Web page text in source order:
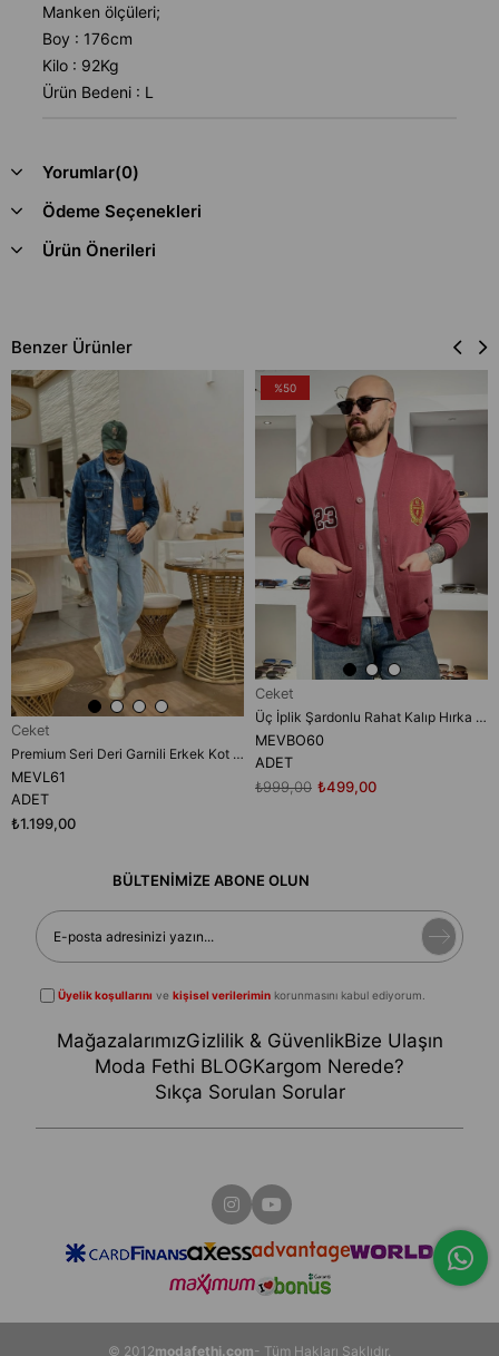
Manken ölçüleri;
Boy : 176cm
Kilo : 92Kg
Ürün Bedeni : L
Yorumlar(0)
Ödeme Seçenekleri
Ürün Önerileri
Benzer Ürünler
Ceket
Premium Seri Deri Garnili Erkek Kot Ceket (MEVL61)
MEVL61
ADET
₺1.199,00
Ceket
Üç İplik Şardonlu Rahat Kalıp Hırka (MEVBO60)
MEVBO60
ADET
₺499,00
₺999,00
%50
BÜLTENİMİZE ABONE OLUN
Üyelik koşullarını vekişisel verilerimin korunmasını kabul ediyorum.
MağazalarımızGizlilik & GüvenlikBize Ulaşın
Moda Fethi BLOGKargom Nerede?
Sıkça Sorulan Sorular
© 2012modafethi.com- Tüm Hakları Saklıdır.